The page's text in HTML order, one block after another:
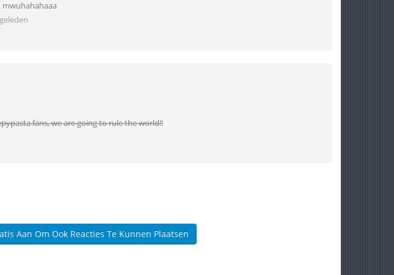
mwuhahahaaa
fans, we are going to rule the world!!
Aan Om Ook Reacties Te Kunnen Plaatsen